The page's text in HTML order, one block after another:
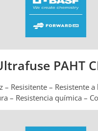
PAHT
– Resisitente – Resistente a
– Resistencia química –